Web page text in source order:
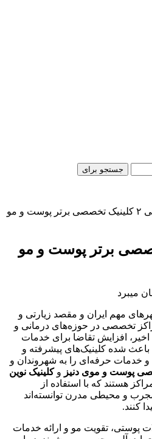
جستجو برای
معرفی ۲ کلینیک تخصصی برتر پوست و مو
تخصصی برتر پوست و مو
مهم ایران و مقصد زیارتی و
تخصصی در حوزه‌های درمانی و
افزایش تقاضا برای خدمات
شده کلینیک‌های پیشرفته و
خدمات حرفه‌ای را به شهروندان و
پوست و موی دنیز وکلینیک نوین
هستند که با استفاده از
و محیطی مدرن توانسته‌اند
کنند.
پوستی، تقویت مو و ارائه خدمات